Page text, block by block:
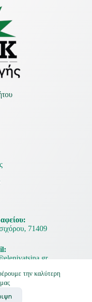
την καλύτερη
71409
2026